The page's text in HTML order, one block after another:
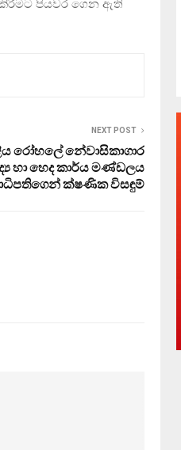
කිරීමට පියවර ගෙන ඇති
NEXT POST
රෝහලේ නේවාසිකාගාර
හා හෙද කාර්ය මණ්ඩලය
ක්ෂණික විසඳුම්